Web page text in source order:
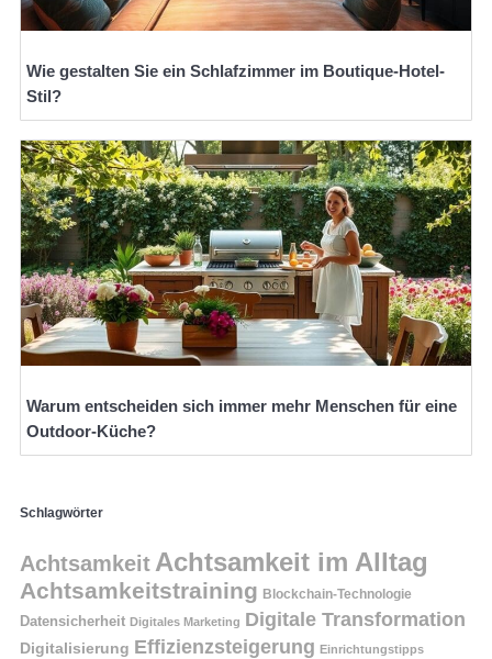
Wie gestalten Sie ein Schlafzimmer im Boutique-Hotel-
Stil?
Warum entscheiden sich immer mehr Menschen für eine
Outdoor-Küche?
Schlagwörter
Achtsamkeit Achtsamkeit im Alltag
Achtsamkeitstraining Blockchain-Technologie
Datensicherheit Digitales Marketing Digitale Transformation
Digitalisierung Effizienzsteigerung Einrichtungstipps